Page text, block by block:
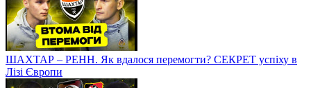
ШАХТАР – РЕНН. Як вдалося перемогти? СЕКРЕТ успіху в
Лізі Європи